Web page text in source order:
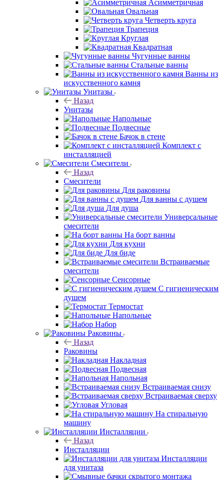
Асимметричная
Овальная
Четверть круга
Трапеция
Круглая
Квадратная
Чугунные ванны
Стальные ванны
Ванны из
искусственного камня
Унитазы
Назад
Унитазы
Напольные
Подвесные
Бачок в стене
Комплект с
инсталляцией
Смесители
Назад
Смесители
Для раковины
Для ванны с душем
Для душа
Универсальные
смесители
На борт ванны
Для кухни
Для биде
Встраиваемые
смесители
Сенсорные
С гигиеническим
душем
Термостат
Напольные
Набор
Раковины
Назад
Раковины
Накладная
Подвесная
Напольная
Встраиваемая снизу
Встраиваемая сверху
Угловая
На стиральную
машину
Инсталляции
Назад
Инсталляции
Инсталляции
для унитаза